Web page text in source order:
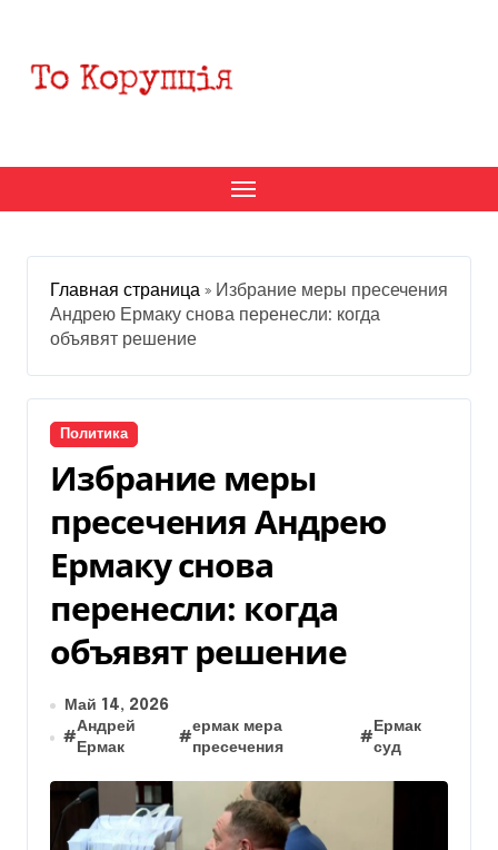
содержанию
Главная страница » Избрание меры пресечения
Андрею Ермаку снова перенесли: когда
объявят решение
Политика
Избрание меры
пресечения Андрею
Ермаку снова
перенесли: когда
объявят решение
Май 14, 2026
#
Андрей
Ермак
#
ермак мера
пресечения
#
Ермак
суд